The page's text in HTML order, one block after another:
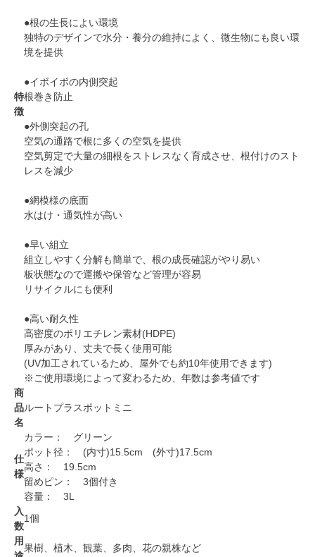
特
徴
●根の生長によい環境
独特のデザインで水分・養分の維持によく、微生物にも良い環
境を提供
●イボイボの内側突起
根巻き防止
●外側突起の孔
空気の通路で根に多くの空気を提供
空気剪定で大量の細根をストレスなく育成させ、根付けのスト
レスを減少
●網模様の底面
水はけ・通気性が高い
●早い組立
組立しやすく分解も簡単で、根の成長確認がやり易い
板状態なので運搬や保管など管理が容易
リサイクルにも便利
●高い耐久性
高密度のポリエチレン素材(HDPE)
厚みがあり、丈夫で長く使用可能
(UV加工されているため、屋外でも約10年使用できます)
※ご使用環境によって変わるため、年数は参考値です
商
品
名
ルートプラスポットミニ
仕
様
カラー： グリーン
ポット径： (内寸)15.5cm (外寸)17.5cm
高さ： 19.5cm
留めピン： 3個付き
容量： 3L
入
数
1個
用
果樹、植木、観葉、多肉、花の親株など